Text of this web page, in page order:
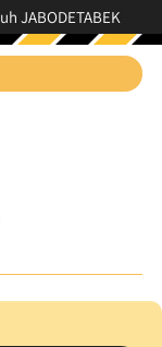
JABODETABEK